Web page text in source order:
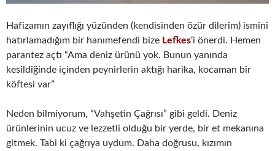
Hafizamın zayıflığı yüzünden (kendisinden özür dilerim) ismini
hatırlamadığım bir hanımefendi bize Lefkes‘i önerdi. Hemen
parantez açtı “Ama deniz ürünü yok. Bunun yanında
kesildiğinde içinden peynirlerin aktığı harika, kocaman bir
köftesi var”
Neden bilmiyorum, “Vahşetin Çağrısı” gibi geldi. Deniz
ürünlerinin ucuz ve lezzetli olduğu bir yerde, bir et mekanına
gitmek. Tabi ki çağrıya uydum. Daha doğrusu, kızımın